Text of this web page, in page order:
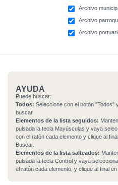
Archivo
Archivo
Archivo
AYUDA
Puede buscar:
Todos: Seleccione con el botón "Todos"
buscar.
Elementos de la lista seguidos:
pulsada la tecla Mayúsculas y vaya
con el ratón cada elemento y clique al
Buscar.
Elementos de la lista salteados:
pulsada la tecla Control y vaya
el ratón cada elemento, y clique al final